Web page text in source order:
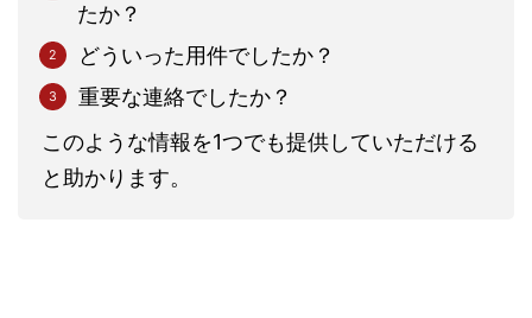
たか？
どういった用件でしたか？
重要な連絡でしたか？
このような情報を1つでも提供していただける
と助かります。